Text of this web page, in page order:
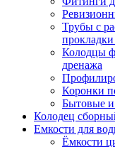
Трубы с
прокладки
Колодцы
дренажа
Коронки
Бытовые
Колодец
Емкости для
Ёмкости